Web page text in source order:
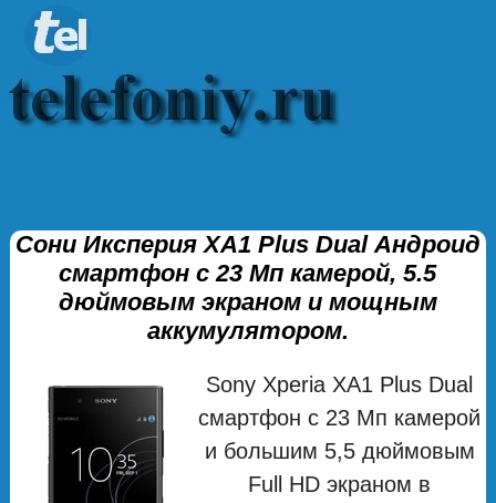
Сони Иксперия XA1 Plus Dual Андроид
смартфон с 23 Мп камерой, 5.5
дюймовым экраном и мощным
аккумулятором.
Sony Xperia XA1 Plus Dual
смартфон с 23 Мп камерой
и большим 5,5 дюймовым
Full HD экраном в